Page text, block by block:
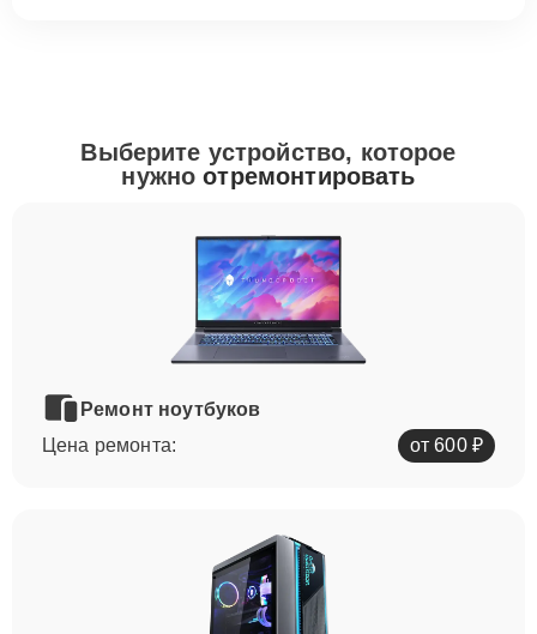
Выберите устройство, которое
нужноотремонтировать
Ремонт ноутбуков
Цена ремонта:
от 600 ₽